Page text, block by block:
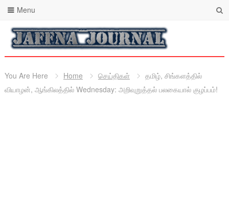
Menu
You Are Here Home செய்திகள்
தமிழ், சிங்களத்தில்
வியாழன், ஆங்கிலத்தில் Wednesday: அறிவுறுத்தல் பலகையால் குழப்பம்!